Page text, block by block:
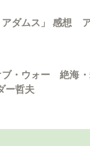
アダムス」 感想
ブ・ウォー 絶海
ー哲夫